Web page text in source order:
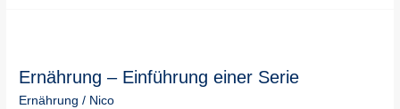
Ernährung – Einführung einer Serie
Ernährung / Nico
Einführung
einer